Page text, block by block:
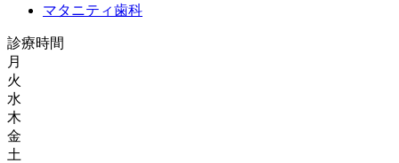
マタニティ歯科
診療時間
月
火
水
木
金
土